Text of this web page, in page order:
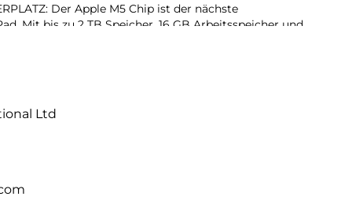
Der Apple M5 Chip ist der nächste
Mit bis zu 2 TB Speicher, 16 GB Arbeitsspeicher und
für KI Performance können Projekte jeder Größe
Mit dem intuitiven und flexiblen Fenstersystem
und verwaltet wie nie zuvor.
ist das persönliche Intelligenz System. Es hilft
und Dinge einfacher zu erledigen – mit
jedem Schritt.
Das fortschrittlichste Display der Welt mit extremer
Ltd